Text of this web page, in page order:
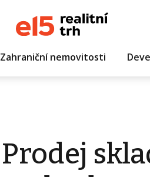
Zahraniční nemovitosti
Prodej